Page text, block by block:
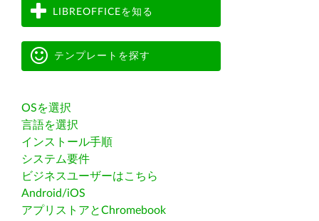
LIBREOFFICEを知る
テンプレートを探す
OSを選択
言語を選択
インストール手順
システム要件
ビジネスユーザーはこちら
Android/iOS
アプリストアとChromebook